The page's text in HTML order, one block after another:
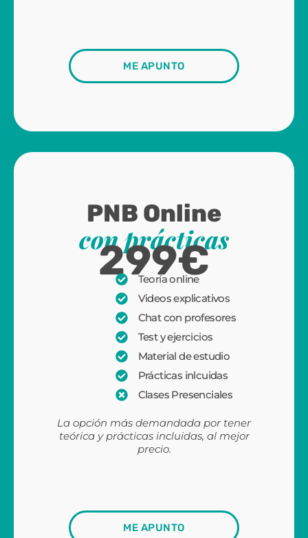
ME APUNTO
PNB Online
con prácticas
299€
Teoría online
Videos explicativos
Chat con profesores
Test y ejercicios
Material de estudio
Prácticas inlcuidas
Clases Presenciales
La opción más demandada por tener
teórica y prácticas incluidas, al mejor
precio.
ME APUNTO